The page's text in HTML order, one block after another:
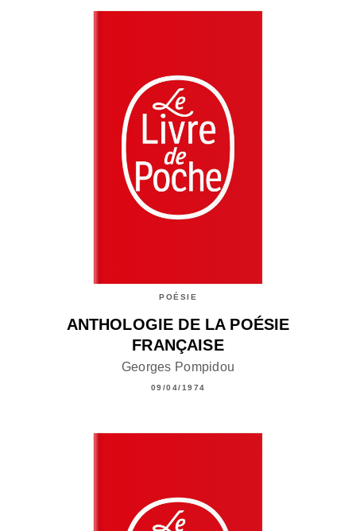
POÉSIE
ANTHOLOGIE DE LA POÉSIE
FRANÇAISE
Georges Pompidou
09/04/1974